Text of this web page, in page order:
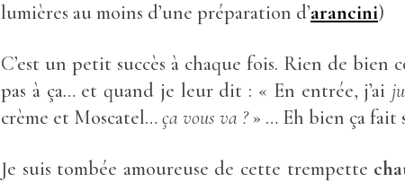
lumières au moins d’une préparation d’arancini)
C’est un petit succès à chaque fois. Rien de bien
pas à ça… et quand je leur dit : « En entrée, j’ai
crème et Moscatel… ça vous va ?» … Eh bien ça fait
Je suis tombée amoureuse de cette trempette